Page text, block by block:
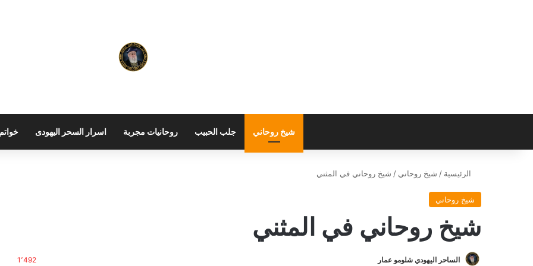
شيخ روحاني جلب الحبيب روحانيات مجربة اسرار السحر اليهودى
الرئيسية / شيخ روحاني / شيخ روحاني في المثني
شيخ روحاني
شيخ روحاني في المثني
الساحر اليهودي شلومو عمار 1٬492